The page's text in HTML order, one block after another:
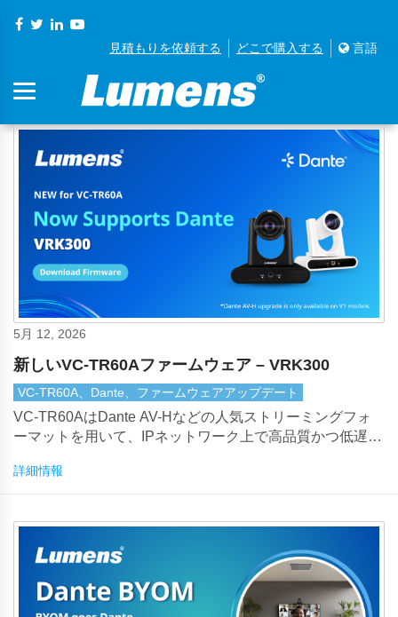
見積もりを依頼する どこで購入する 言語
5月 12, 2026
新しいVC-TR60Aファームウェア – VRK300
VC-TR60A、Dante、ファームウェアアップデート
VC-TR60AはDante AV-Hなどの人気ストリーミングフォ
ーマットを用いて、IPネットワーク上で高品質かつ低遅延
詳細情報